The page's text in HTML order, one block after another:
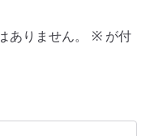
りません。 ※が付